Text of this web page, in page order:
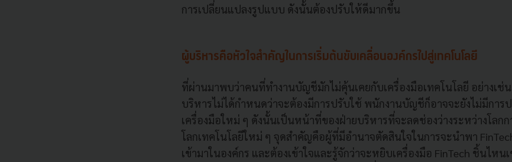
การเปลี่ยนแปลงรูปแบบ ดังนั้นต้องปรับให้ดีมากขึ้น
ผู้บริหารคือหัวใจสำคัญในการเริ่มต้นขับเคลื่อนองค์กรไปสู่เทคโนโลยี
ที่ผ่านมาพบว่าคนที่ทำงานบัญชีมักไม่คุ้นเคยกับเครื่องมือเทคโนโลยี อย่างเ
บริหารไม่ได้กำหนดว่าจะต้องมีการปรับใช้ พนักงานบัญชีก็อาจจะยังไม่มีการ
เครื่องมือใหม่ ๆ ดังนั้นเป็นหน้าที่ของฝ่ายบริหารที่จะลดช่องว่างระหว่างโลก
โลกเทคโนโลยีใหม่ ๆ จุดสำคัญคือผู้ที่มีอำนาจตัดสินใจในการจะนำพา
เข้ามาในองค์กร และต้องเข้าใจและรู้จักว่าจะหยิบเครื่องมือ FinTech ชิ้นไหน